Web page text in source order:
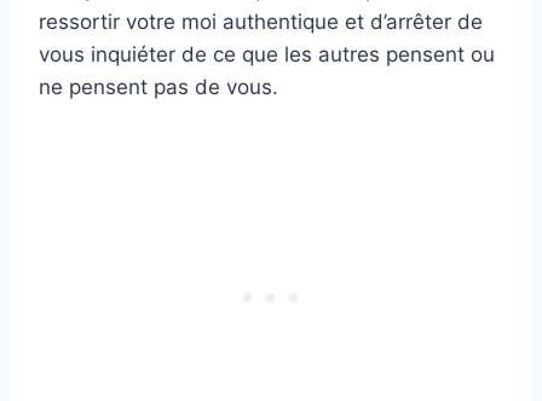
ressortir votre moi authentique et d’arrêter de
vous inquiéter de ce que les autres pensent ou
ne pensent pas de vous.